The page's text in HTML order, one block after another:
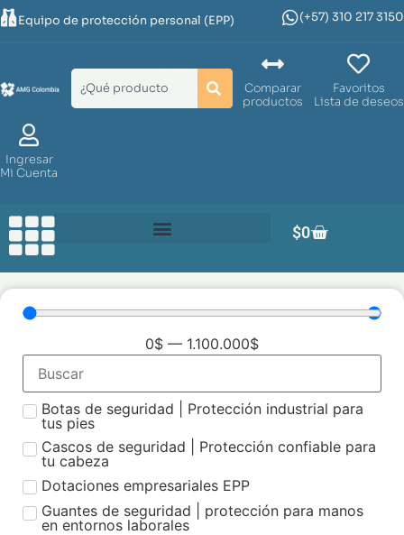
Equipo de protección personal (EPP) (+57) 310 217 3150
Comparar
productos
Favoritos
Lista de deseos
Ingresar
Mi Cuenta
$0
0$ — 1.100.000$
Botas de seguridad | Protección industrial para
tus pies
Cascos de seguridad | Protección confiable para
tu cabeza
Dotaciones empresariales EPP
Guantes de seguridad | protección para manos
en entornos laborales